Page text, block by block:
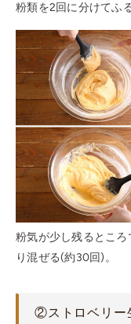
粉類を2回に分けてふ
粉気が少し残るとこ
り混ぜる(約30回)。
②ストロベリー